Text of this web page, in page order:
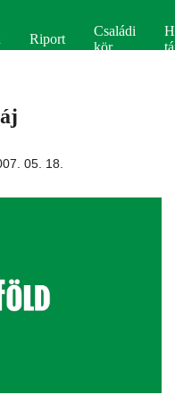
Riport
Családi
kör
05. 18.